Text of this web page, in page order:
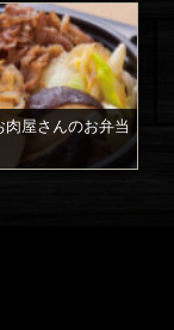
屋さんのお弁当